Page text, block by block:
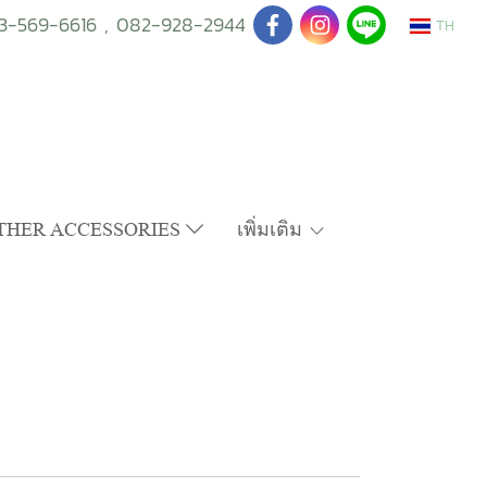
569-6616 , 082-928-2944 TH
ACCESSORIES เพิ่มเติม